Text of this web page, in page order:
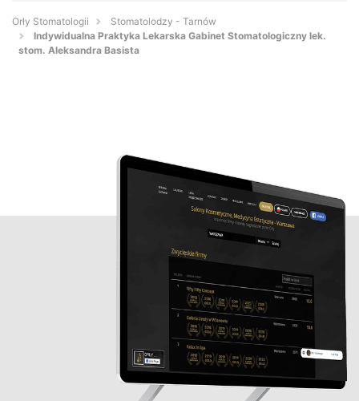
Orły Stomatologii
Stomatolodzy - Tarnów
Indywidualna Praktyka Lekarska Gabinet Stomatologiczny lek.
stom. Aleksandra Basista